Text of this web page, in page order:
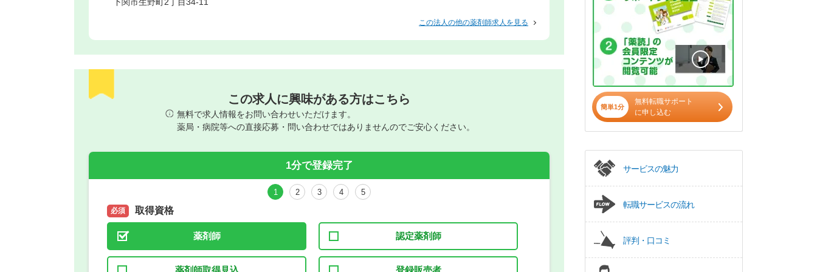
この法人の他の薬剤師求人を見る
この求人に興味がある方はこちら
無料で求人情報をお問い合わせいただけます。
薬局・病院等への直接応募・問い合わせではありませんのでご安心ください。
1分で登録完了
1 2 3 4 5
必須 取得資格
薬剤師 認定薬剤師
薬剤師取得見込 登録販売者
希望の働き方
正社員
簡単1分
無料転職サポート
に申し込む
サービスの魅力
転職サービスの流れ
評判・口コミ